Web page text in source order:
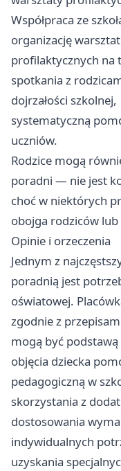
Współpraca ze
organizację
profilaktycznych na
spotkania z
dojrzałości szkolnej,
systematyczną
uczniów.
Rodzice mogą
poradni — nie jest
choć w niektórych
obojga rodziców
Opinie i orzeczenia
Jednym z
poradnią jest
oświatowej.
zgodnie z
mogą być podstawą
objęcia dziecka
pedagogiczną w
skorzystania z
dostosowania
indywidualnych
uzyskania